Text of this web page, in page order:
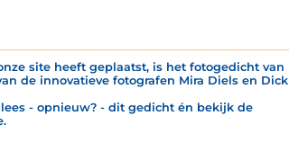
site heeft geplaatst, is het fotogedicht van
de innovatieve fotografen Mira Diels en Dick
- opnieuw? - dit gedicht én bekijk de